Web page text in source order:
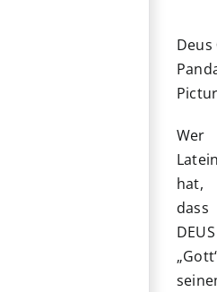
Wer
hat,